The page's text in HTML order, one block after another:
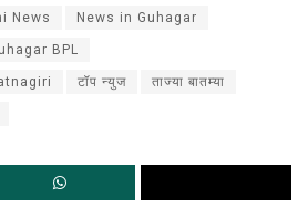
News News in Guhagar
BPL
टॉप न्युज ताज्या बातम्या